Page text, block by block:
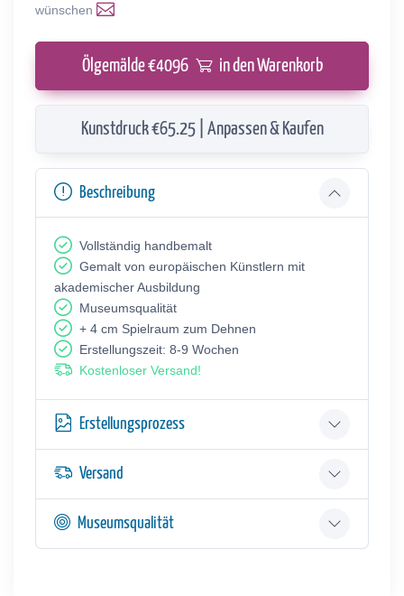
wünschen
Ölgemälde €4096 in den Warenkorb
Kunstdruck €65.25 | Anpassen & Kaufen
Beschreibung
Vollständig handbemalt
Gemalt von europäischen Künstlern mit
akademischer Ausbildung
Museumsqualität
+ 4 cm Spielraum zum Dehnen
Erstellungszeit: 8-9 Wochen
Kostenloser Versand!
Erstellungsprozess
Versand
Museumsqualität